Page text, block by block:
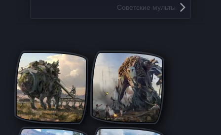
Сoвeтские мульты